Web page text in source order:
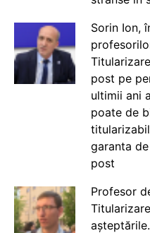
Sorin Ion,
post pe
ultimii ani
poate de
garanta
post
Profesor